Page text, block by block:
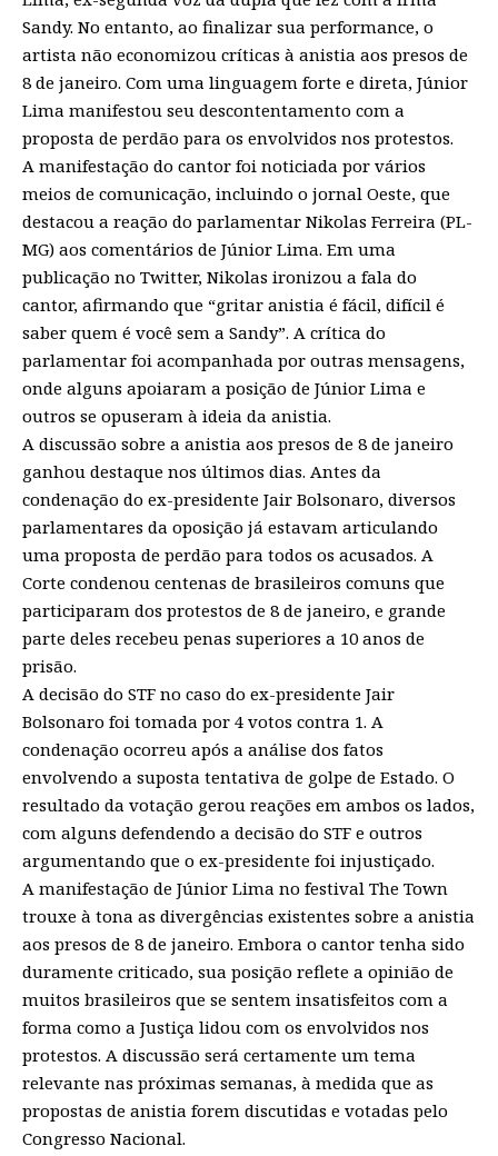
Sandy. No entanto, ao finalizar sua performance, o
artista não economizou críticas à anistia aos presos de
8 de janeiro. Com uma linguagem forte e direta, Júnior
Lima manifestou seu descontentamento com a
proposta de perdão para os envolvidos nos protestos.
A manifestação do cantor foi noticiada por vários
meios de comunicação, incluindo o jornal Oeste, que
destacou a reação do parlamentar Nikolas Ferreira (PL-
MG) aos comentários de Júnior Lima. Em uma
publicação no Twitter, Nikolas ironizou a fala do
cantor, afirmando que “gritar anistia é fácil, difícil é
saber quem é você sem a Sandy”. A crítica do
parlamentar foi acompanhada por outras mensagens,
onde alguns apoiaram a posição de Júnior Lima e
outros se opuseram à ideia da anistia.
A discussão sobre a anistia aos presos de 8 de janeiro
ganhou destaque nos últimos dias. Antes da
condenação do ex-presidente Jair Bolsonaro, diversos
parlamentares da oposição já estavam articulando
uma proposta de perdão para todos os acusados. A
Corte condenou centenas de brasileiros comuns que
participaram dos protestos de 8 de janeiro, e grande
parte deles recebeu penas superiores a 10 anos de
prisão.
A decisão do STF no caso do ex-presidente Jair
Bolsonaro foi tomada por 4 votos contra 1. A
condenação ocorreu após a análise dos fatos
envolvendo a suposta tentativa de golpe de Estado. O
resultado da votação gerou reações em ambos os lados,
com alguns defendendo a decisão do STF e outros
argumentando que o ex-presidente foi injustiçado.
A manifestação de Júnior Lima no festival The Town
trouxe à tona as divergências existentes sobre a anistia
aos presos de 8 de janeiro. Embora o cantor tenha sido
duramente criticado, sua posição reflete a opinião de
muitos brasileiros que se sentem insatisfeitos com a
forma como a Justiça lidou com os envolvidos nos
protestos. A discussão será certamente um tema
relevante nas próximas semanas, à medida que as
propostas de anistia forem discutidas e votadas pelo
Congresso Nacional.